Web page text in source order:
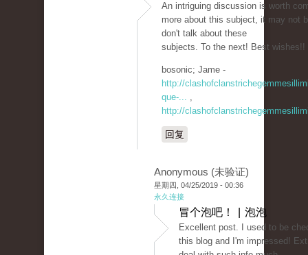
An intriguing discussion is worth
more about this subject, it may not
don't talk about these
subjects. To the next! Best wishes!!
bosonic; Jame -
http://
que-... ,
http://
回复
Anonymous (未验证)
星期四, 04/25/2019 - 00:36
永久连接
冒个泡吧！ | 泡泡
Excellent post. I used to be
this blog and I'm impressed!